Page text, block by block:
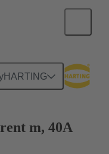
m, 40A